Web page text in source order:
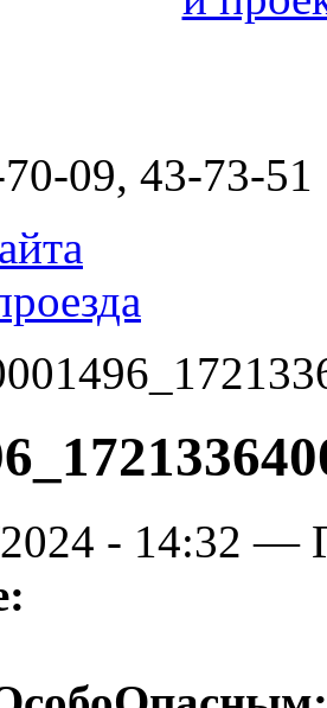
09, 43-73-51
- 14:32 —